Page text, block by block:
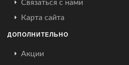
Связаться с нами
Карта сайта
ДОПОЛНИТЕЛЬНО
Акции